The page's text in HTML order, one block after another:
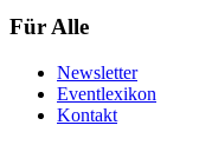
Für Alle
Newsletter
Eventlexikon
Kontakt